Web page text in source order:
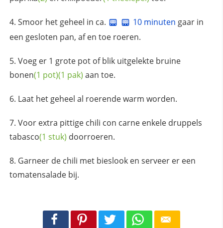
Smoor het geheel in ca. 10 minuten gaar in
een gesloten pan, af en toe roeren.
Voeg er 1 grote pot of blik uitgelekte bruine
bonen(1 pot)(1 pak) aan toe.
Laat het geheel al roerende warm worden.
Voor extra pittige chili con carne enkele druppels
tabasco(1 stuk) doorroeren.
Garneer de chili met bieslook en serveer er een
tomatensalade bij.